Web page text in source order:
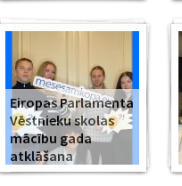
Eiropas Parlamenta
Vēstnieku skolas
mācību gada
atklāšana